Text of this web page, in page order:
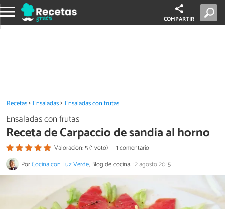
COMPARTIR
Recetas Ensaladas Ensaladas con frutas
Ensaladas con frutas
Receta de Carpaccio de sandia al horno
Valoración: 5 (1 voto)
1 comentario
PorCocina con Luz Verde, Blog de cocina.12 agosto 2015